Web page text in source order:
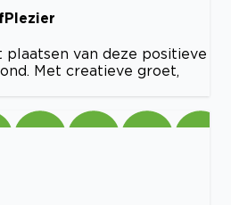
van deze positieve
Met creatieve groet,